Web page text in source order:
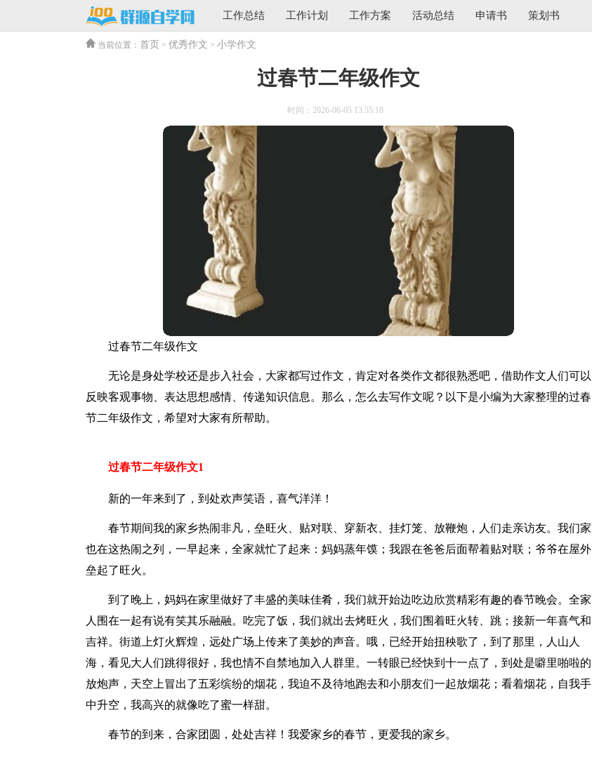
工作总结 工作计划 工作方案 活动总结 申请书 策划书
当前位置： 首页 > 优秀作文 > 小学作文
过春节二年级作文
时间：2026-06-05 13:55:18
过春节二年级作文
无论是身处学校还是步入社会，大家都写过作文，肯定对各类作文都很熟悉吧，借助作文人们可以
反映客观事物、表达思想感情、传递知识信息。那么，怎么去写作文呢？以下是小编为大家整理的过春
节二年级作文，希望对大家有所帮助。
过春节二年级作文1
新的一年来到了，到处欢声笑语，喜气洋洋！
春节期间我的家乡热闹非凡，垒旺火、贴对联、穿新衣、挂灯笼、放鞭炮，人们走亲访友。我们家
也在这热闹之列，一早起来，全家就忙了起来：妈妈蒸年馍；我跟在爸爸后面帮着贴对联；爷爷在屋外
垒起了旺火。
到了晚上，妈妈在家里做好了丰盛的美味佳肴，我们就开始边吃边欣赏精彩有趣的春节晚会。全家
人围在一起有说有笑其乐融融。吃完了饭，我们就出去烤旺火，我们围着旺火转、跳；接新一年喜气和
吉祥。街道上灯火辉煌，远处广场上传来了美妙的声音。哦，已经开始扭秧歌了，到了那里，人山人
海，看见大人们跳得很好，我也情不自禁地加入人群里。一转眼已经快到十一点了，到处是噼里啪啦的
放炮声，天空上冒出了五彩缤纷的烟花，我迫不及待地跑去和小朋友们一起放烟花；看着烟花，自我手
中升空，我高兴的就像吃了蜜一样甜。
春节的到来，合家团圆，处处吉祥！我爱家乡的春节，更爱我的家乡。